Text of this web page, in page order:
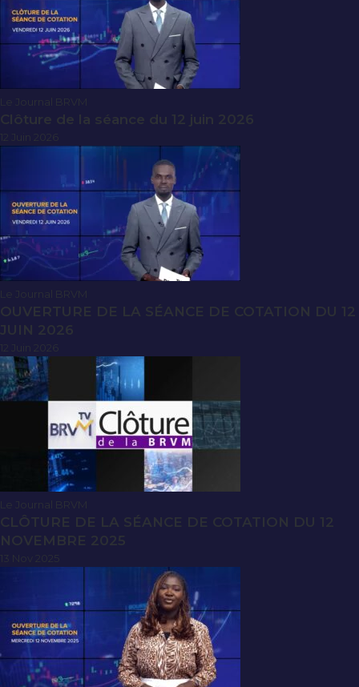
Le Journal BRVM
Clôture de la séance du 12 juin 2026
Le Journal BRVM
OUVERTURE DE LA SÉANCE DE COTATION DU 12
JUIN 2026
Le Journal BRVM
CLÔTURE DE LA SÉANCE DE COTATION DU 12
NOVEMBRE 2025